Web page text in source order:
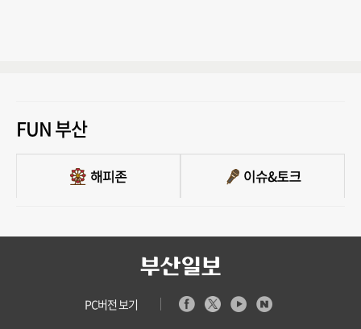
FUN 부산
PC버전 보기